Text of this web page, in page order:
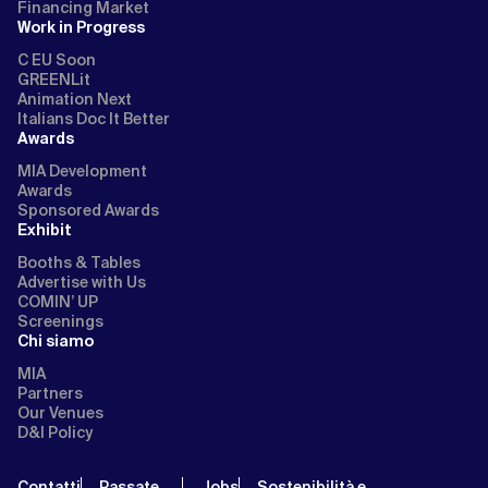
Financing Market
Work in Progress
C EU Soon
GREENLit
Animation Next
Italians Doc It Better
Awards
MIA Development
Awards
Sponsored Awards
Exhibit
Booths & Tables
Advertise with Us
COMIN’ UP
Screenings
Chi siamo
MIA
Partners
Our Venues
D&I Policy